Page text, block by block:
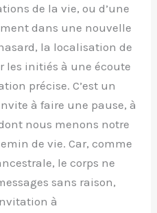
de la vie, ou d’une
dans une nouvelle
la localisation de
les initiés à une écoute
précise. C’est un
à faire une pause, à
nous menons notre
de vie. Car, comme
le corps ne
sans raison,
à